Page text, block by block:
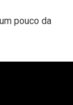
pouco da